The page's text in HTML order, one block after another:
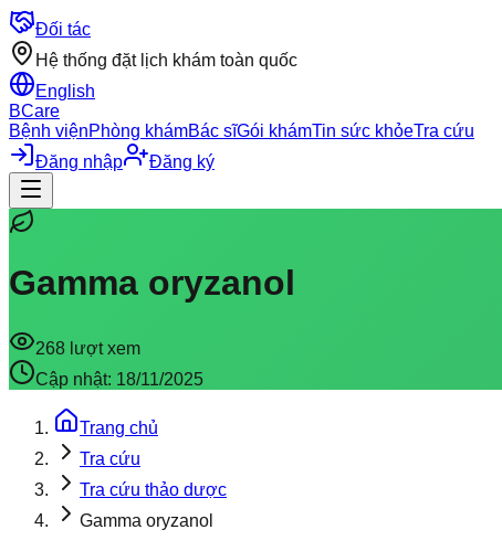
Đối tác
Hệ thống đặt lịch khám toàn quốc
English
BCare
Bệnh việnPhòng khámBác sĩGói khámTin sức khỏeTra cứu
Đăng nhập
Đăng ký
Gamma oryzanol
268 lượt xem
Cập nhật: 18/11/2025
Trang chủ
Tra cứu
Tra cứu thảo dược
Gamma oryzanol